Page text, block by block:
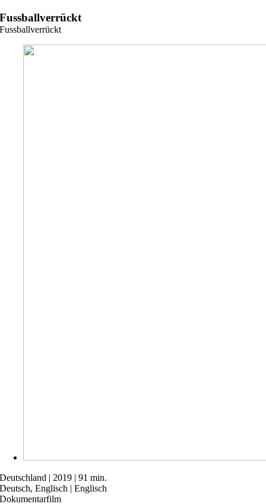
Zum
Inhalt
Fussballverrückt
Fussballverrückt
Deutschland | 2019 | 91 min.
Deutsch, Englisch | Englisch
Dokumentarfilm